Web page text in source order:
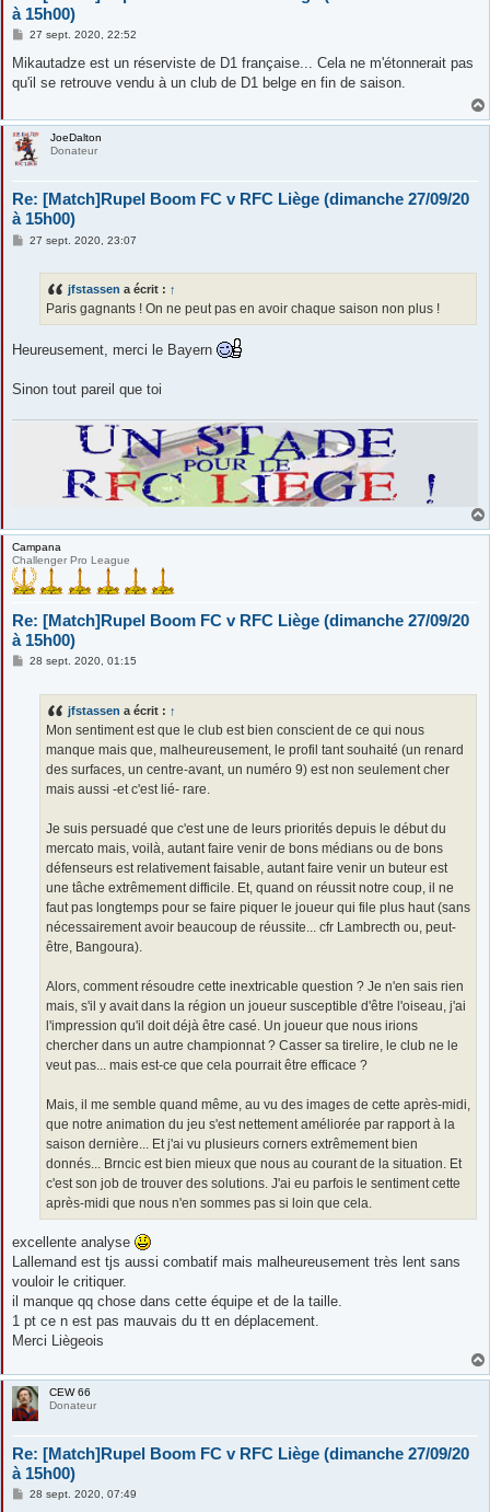
à 15h00)
M
s
a
27 sept. 2020, 22:52
Mikautadze est un réserviste de D1 française... Cela ne m'étonnerait pas
qu'il se retrouve vendu à un club de D1 belge en fin de saison.
JoeDalton
Donateur
Re: [Match]Rupel Boom FC v RFC Liège (dimanche 27/09/20
à 15h00)
M27 sept. 2020, 23:07
jfstassen a écrit : ↑
Paris gagnants ! On ne peut pas en avoir chaque saison non plus !
Heureusement, merci le Bayern
Sinon tout pareil que toi
Campana
Challenger Pro League
Re: [Match]Rupel Boom FC v RFC Liège (dimanche 27/09/20
à 15h00)
M28 sept. 2020, 01:15
jfstassen a écrit : ↑
Mon sentiment est que le club est bien conscient de ce qui nous
manque mais que, malheureusement, le profil tant souhaité (un renard
des surfaces, un centre-avant, un numéro 9) est non seulement cher
mais aussi -et c'est lié- rare.
Je suis persuadé que c'est une de leurs priorités depuis le début du
mercato mais, voilà, autant faire venir de bons médians ou de bons
défenseurs est relativement faisable, autant faire venir un buteur est
une tâche extrêmement difficile. Et, quand on réussit notre coup, il ne
faut pas longtemps pour se faire piquer le joueur qui file plus haut (sans
nécessairement avoir beaucoup de réussite... cfr Lambrecth ou, peut-
être, Bangoura).
Alors, comment résoudre cette inextricable question ? Je n'en sais rien
mais, s'il y avait dans la région un joueur susceptible d'être l'oiseau, j'ai
l'impression qu'il doit déjà être casé. Un joueur que nous irions
chercher dans un autre championnat ? Casser sa tirelire, le club ne le
veut pas... mais est-ce que cela pourrait être efficace ?
Mais, il me semble quand même, au vu des images de cette après-midi,
que notre animation du jeu s'est nettement améliorée par rapport à la
saison dernière... Et j'ai vu plusieurs corners extrêmement bien
donnés... Brncic est bien mieux que nous au courant de la situation. Et
c'est son job de trouver des solutions. J'ai eu parfois le sentiment cette
après-midi que nous n'en sommes pas si loin que cela.
excellente analyse
Lallemand est tjs aussi combatif mais malheureusement très lent sans
vouloir le critiquer.
il manque qq chose dans cette équipe et de la taille.
1 pt ce n est pas mauvais du tt en déplacement.
Merci Liègeois
CEW 66
Donateur
Re: [Match]Rupel Boom FC v RFC Liège (dimanche 27/09/20
à 15h00)
M28 sept. 2020, 07:49